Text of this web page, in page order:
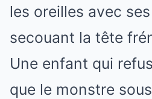
les oreilles avec
secouant la tête
Une enfant qui
que le monstre